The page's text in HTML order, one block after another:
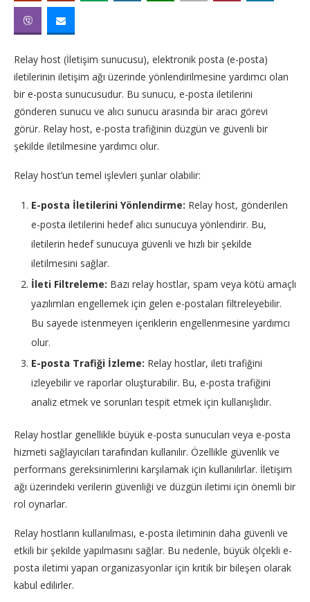
Relay host (İletişim sunucusu), elektronik posta (e-posta)
iletilerinin iletişim ağı üzerinde yönlendirilmesine yardımcı olan
bir e-posta sunucusudur. Bu sunucu, e-posta iletilerini
gönderen sunucu ve alıcı sunucu arasında bir aracı görevi
görür. Relay host, e-posta trafiğinin düzgün ve güvenli bir
şekilde iletilmesine yardımcı olur.
Relay host’un temel işlevleri şunlar olabilir:
E-posta İletilerini Yönlendirme: Relay host, gönderilen
e-posta iletilerini hedef alıcı sunucuya yönlendirir. Bu,
iletilerin hedef sunucuya güvenli ve hızlı bir şekilde
iletilmesini sağlar.
İleti Filtreleme: Bazı relay hostlar, spam veya kötü amaçlı
yazılımları engellemek için gelen e-postaları filtreleyebilir.
Bu sayede istenmeyen içeriklerin engellenmesine yardımcı
olur.
E-posta Trafiği İzleme: Relay hostlar, ileti trafiğini
izleyebilir ve raporlar oluşturabilir. Bu, e-posta trafiğini
analiz etmek ve sorunları tespit etmek için kullanışlıdır.
Relay hostlar genellikle büyük e-posta sunucuları veya e-posta
hizmeti sağlayıcıları tarafından kullanılır. Özellikle güvenlik ve
performans gereksinimlerini karşılamak için kullanılırlar. İletişim
ağı üzerindeki verilerin güvenliği ve düzgün iletimi için önemli bir
rol oynarlar.
Relay hostların kullanılması, e-posta iletiminin daha güvenli ve
etkili bir şekilde yapılmasını sağlar. Bu nedenle, büyük ölçekli e-
posta iletimi yapan organizasyonlar için kritik bir bileşen olarak
kabul edilirler.